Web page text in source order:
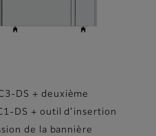
DS + deuxième
DS + outil d’insertion
de la bannière